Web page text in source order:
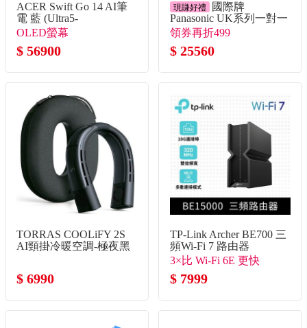
ACER Swift Go 14 AI筆
電 藍 (Ultra5-
338H/32G/512G
SSD/W11)
OLED螢幕
$ 56900
現賺好禮
國際牌
Panasonic UK系列一對一
變頻單冷空調
領券再折499
$ 25560
TORRAS COOLiFY 2S
AI頸掛冷暖空調-極夜黑
$ 6990
TP-Link Archer BE700 三
頻Wi-Fi 7 路由器
3×比 Wi-Fi 6E 更快
$ 7999